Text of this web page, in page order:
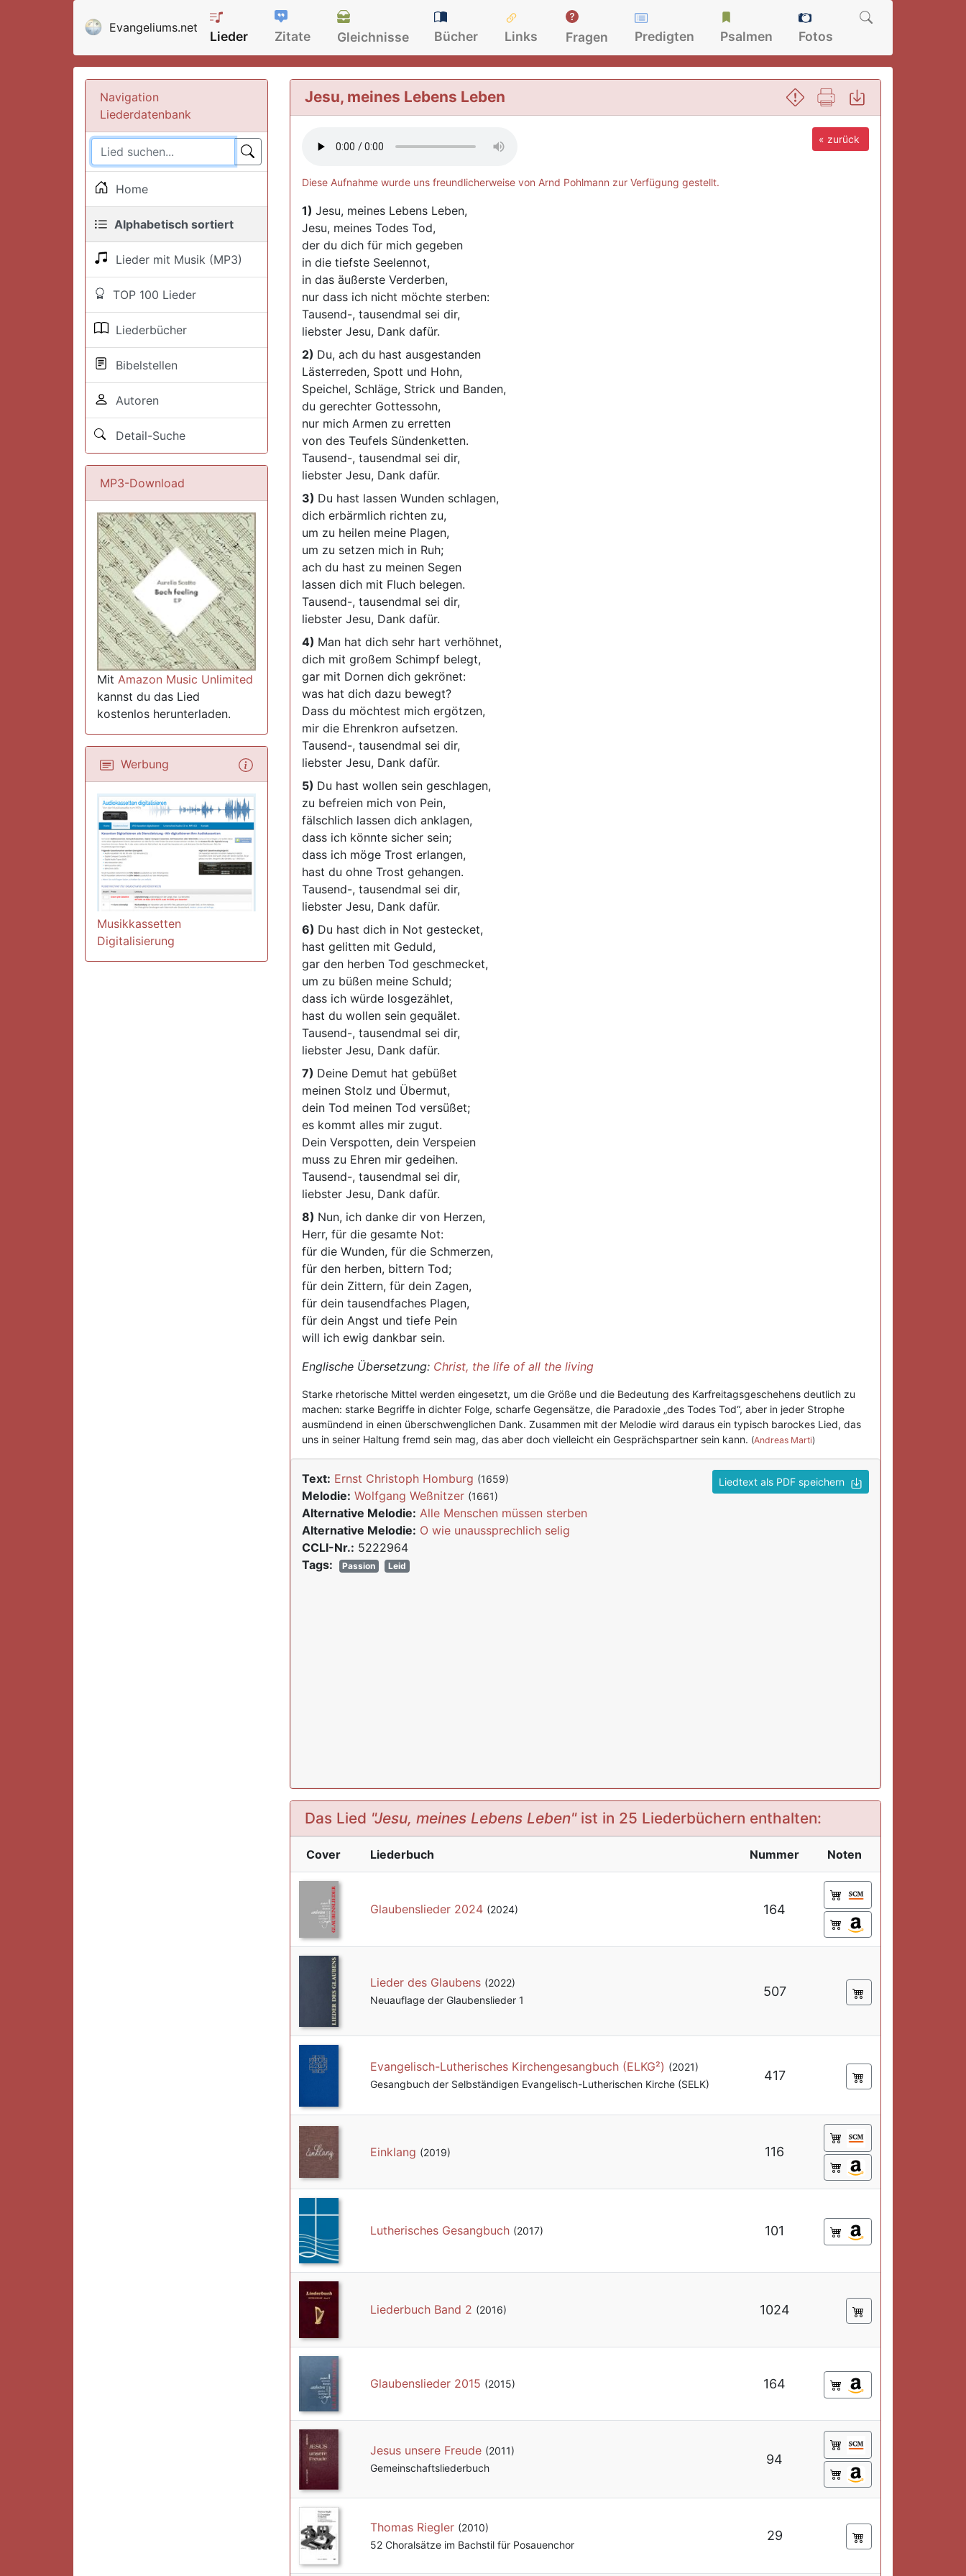
Evangeliums.net
Lieder Zitate Gleichnisse Bücher Links Fragen Predigten Psalmen Fotos
Navigation
Liederdatenbank
Home
Alphabetisch sortiert
Lieder mit Musik (MP3)
TOP 100 Lieder
Liederbücher
Bibelstellen
Autoren
Detail-Suche
MP3-Download
Mit Amazon Music Unlimited
kannst du das Lied
kostenlos herunterladen.
Werbung
Musikkassetten
Digitalisierung
Jesu, meines Lebens Leben
« zurück
Diese Aufnahme wurde uns freundlicherweise von Arnd Pohlmann zur Verfügung gestellt.
1) Jesu, meines Lebens Leben,
Jesu, meines Todes Tod,
der du dich für mich gegeben
in die tiefste Seelennot,
in das äußerste Verderben,
nur dass ich nicht möchte sterben:
Tausend-, tausendmal sei dir,
liebster Jesu, Dank dafür.
2) Du, ach du hast ausgestanden
Lästerreden, Spott und Hohn,
Speichel, Schläge, Strick und Banden,
du gerechter Gottessohn,
nur mich Armen zu erretten
von des Teufels Sündenketten.
Tausend-, tausendmal sei dir,
liebster Jesu, Dank dafür.
3) Du hast lassen Wunden schlagen,
dich erbärmlich richten zu,
um zu heilen meine Plagen,
um zu setzen mich in Ruh;
ach du hast zu meinen Segen
lassen dich mit Fluch belegen.
Tausend-, tausendmal sei dir,
liebster Jesu, Dank dafür.
4) Man hat dich sehr hart verhöhnet,
dich mit großem Schimpf belegt,
gar mit Dornen dich gekrönet:
was hat dich dazu bewegt?
Dass du möchtest mich ergötzen,
mir die Ehrenkron aufsetzen.
Tausend-, tausendmal sei dir,
liebster Jesu, Dank dafür.
5) Du hast wollen sein geschlagen,
zu befreien mich von Pein,
fälschlich lassen dich anklagen,
dass ich könnte sicher sein;
dass ich möge Trost erlangen,
hast du ohne Trost gehangen.
Tausend-, tausendmal sei dir,
liebster Jesu, Dank dafür.
6) Du hast dich in Not gestecket,
hast gelitten mit Geduld,
gar den herben Tod geschmecket,
um zu büßen meine Schuld;
dass ich würde losgezählet,
hast du wollen sein gequälet.
Tausend-, tausendmal sei dir,
liebster Jesu, Dank dafür.
7) Deine Demut hat gebüßet
meinen Stolz und Übermut,
dein Tod meinen Tod versüßet;
es kommt alles mir zugut.
Dein Verspotten, dein Verspeien
muss zu Ehren mir gedeihen.
Tausend-, tausendmal sei dir,
liebster Jesu, Dank dafür.
8) Nun, ich danke dir von Herzen,
Herr, für die gesamte Not:
für die Wunden, für die Schmerzen,
für den herben, bittern Tod;
für dein Zittern, für dein Zagen,
für dein tausendfaches Plagen,
für dein Angst und tiefe Pein
will ich ewig dankbar sein.
Englische Übersetzung: Christ, the life of all the living
Starke rhetorische Mittel werden eingesetzt, um die Größe und die Bedeutung des Karfreitagsgeschehens deutlich zu
machen: starke Begriffe in dichter Folge, scharfe Gegensätze, die Paradoxie „des Todes Tod“, aber in jeder Strophe
ausmündend in einen überschwenglichen Dank. Zusammen mit der Melodie wird daraus ein typisch barockes Lied, das
uns in seiner Haltung fremd sein mag, das aber doch vielleicht ein Gesprächspartner sein kann. (Andreas Marti)
Liedtext als PDF speichern
Text: Ernst Christoph Homburg (1659)
Melodie: Wolfgang Weßnitzer (1661)
Alternative Melodie: Alle Menschen müssen sterben
Alternative Melodie: O wie unaussprechlich selig
CCLI-Nr.: 5222964
Tags:
Passion Leid
Das Lied "Jesu, meines Lebens Leben"ist in 25 Liederbüchern enthalten:
Cover Liederbuch Nummer Noten
Glaubenslieder 2024 (2024) 164
Lieder des Glaubens (2022)
Neuauflage der Glaubenslieder 1
507
Evangelisch-Lutherisches Kirchengesangbuch (ELKG²) (2021)
Gesangbuch der Selbständigen Evangelisch-Lutherischen Kirche (SELK)
417
Einklang (2019) 116
Lutherisches Gesangbuch (2017) 101
Liederbuch Band 2 (2016) 1024
Glaubenslieder 2015 (2015) 164
Jesus unsere Freude (2011)
Gemeinschafts­liederbuch
94
Thomas Riegler (2010)
52 Choralsätze im Bachstil für Posauenchor
29